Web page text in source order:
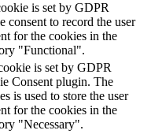
is set by GDPR
consent to record the user
for the cookies in the
"Functional".
is set by GDPR
Consent plugin. The
is used to store the user
for the cookies in the
"Necessary".